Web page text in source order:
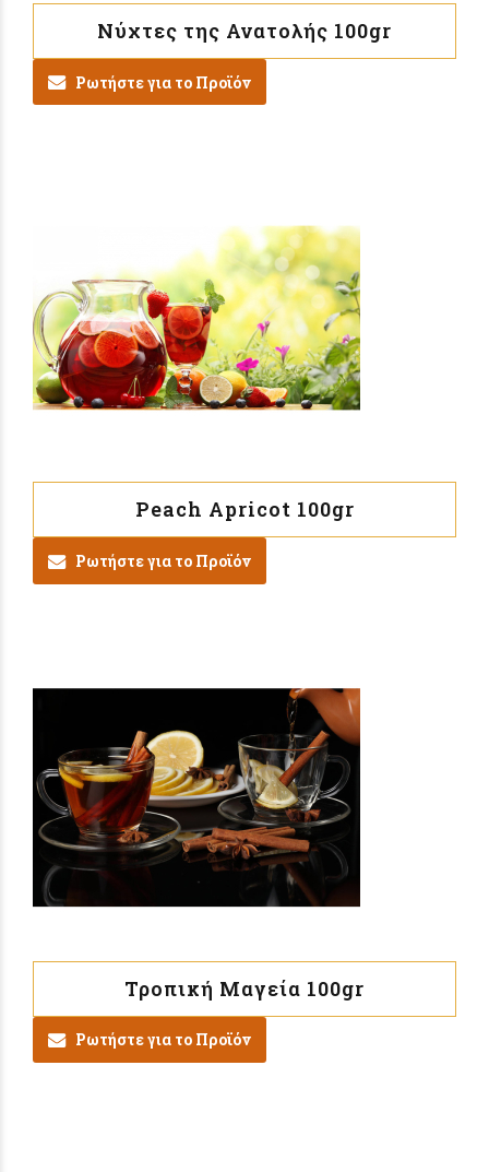
Νύχτες της Ανατολής 100gr
Ρωτήστε για το Προϊόν
Peach Apricot 100gr
Ρωτήστε για το Προϊόν
Τροπική Μαγεία 100gr
Ρωτήστε για το Προϊόν